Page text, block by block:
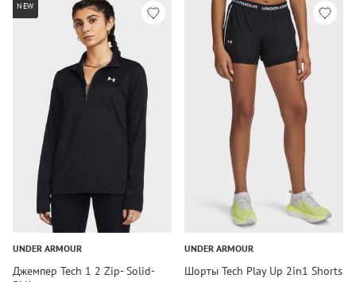
NEW
UNDER ARMOUR
Джемпер Tech 1 2 Zip- Solid-
UNDER ARMOUR
Шорты Tech Play Up 2in1 Shorts